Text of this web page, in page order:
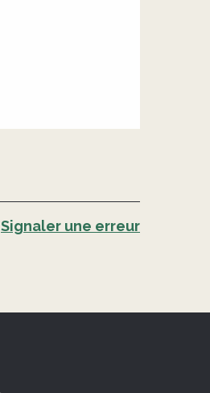
Signaler une erreur